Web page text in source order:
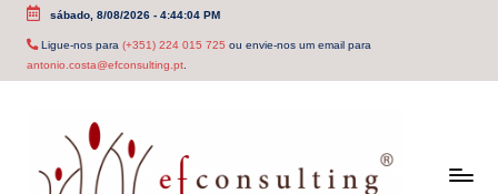
Skip
sábado, 8/08/2026- 4:44:05 PM
Ligue-nos para (+351) 224 015 725 ou envie-nos um email para
antonio.costa@efconsulting.pt.